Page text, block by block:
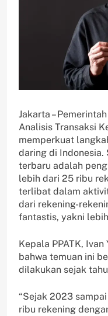
Jakarta –
Analisis Transaksi
memperkuat
daring di Indonesia.
terbaru adalah
lebih dari 25 ribu
terlibat dalam
dari rekening-
fantastis, yakni
Kepala PPATK,
bahwa temuan ini
dilakukan sejak
“Sejak 2023
ribu rekening